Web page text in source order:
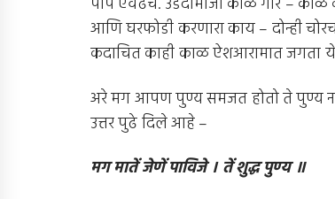
पाप एवढंच. उडदामाजी काळे गोरे – काळे
आणि घरफोडी करणारा काय – दोन्ही
कदाचित काही काळ ऐशआरामात जगता
अरे मग आपण पुण्य समजत होतो ते पुण्य
उत्तर पुढे दिले आहे –
मग मातें जेणें पाविजे । तें शुद्ध पुण्य ॥